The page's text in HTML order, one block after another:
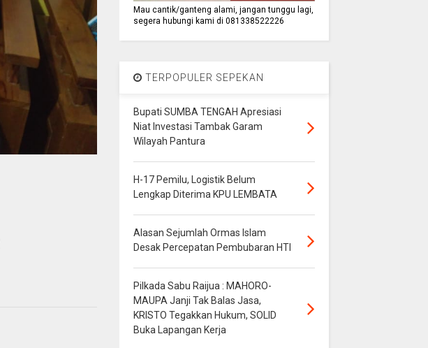
Mau cantik/ganteng alami, jangan tunggu lagi,
segera hubungi kami di 081338522226
TERPOPULER SEPEKAN
Bupati SUMBA TENGAH Apresiasi
Niat Investasi Tambak Garam
Wilayah Pantura
H-17 Pemilu, Logistik Belum
Lengkap Diterima KPU LEMBATA
Alasan Sejumlah Ormas Islam
Desak Percepatan Pembubaran HTI
Pilkada Sabu Raijua : MAHORO-
MAUPA Janji Tak Balas Jasa,
KRISTO Tegakkan Hukum, SOLID
Buka Lapangan Kerja